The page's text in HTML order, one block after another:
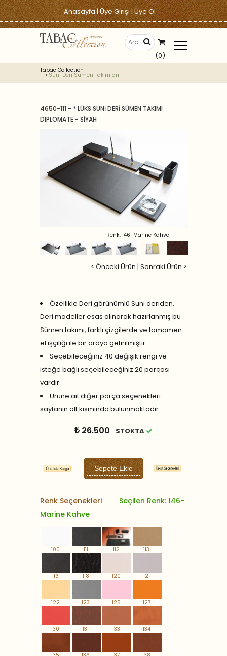
Anasayfa|Üye Girişi|Üye Ol
(0)
Tabac Collection
Suni Deri Sümen Takımları
4650-111 - * LÜKS SUNİ DERİ SÜMEN TAKIMI
DIPLOMATE - SİYAH
Renk: 146-Marine Kahve
< Önceki Ürün | Sonraki Ürün >
Özellikle Deri görünümlü Suni deriden,
Deri modeller esas alınarak hazırlanmış bu
Sümen takımı, farklı çizgilerde ve tamamen
el işçiliği ile bir araya getirilmiştir.
Seçebileceğiniz 40 değişik rengi ve
isteğe bağlı seçebileceğiniz 20 parçası
vardır.
Ürüne ait diğer parça seçenekleri
sayfanın alt kısmında bulunmaktadır.
26.500 STOKTA
Sepete Ekle
Renk Seçenekleri
Seçilen Renk: 146-
Marine Kahve
100 111 112 113
116 118 120 121
122 123 125 127
130 131 133 134